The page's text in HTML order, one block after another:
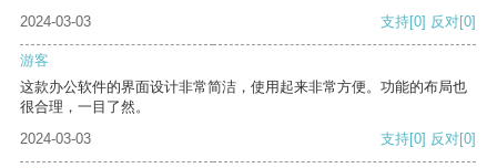
2024-03-03
支持[0] 反对[0]
游客
这款办公软件的界面设计非常简洁，使用起来非常方便。功能的布局也
很合理，一目了然。
2024-03-03
支持[0] 反对[0]